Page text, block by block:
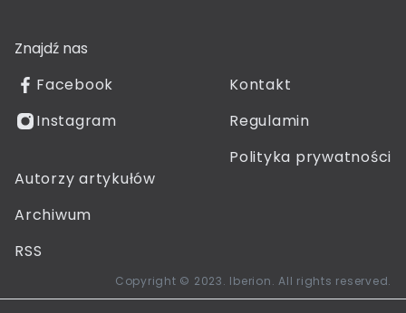
Znajdź nas
Facebook
Instagram
Kontakt
Regulamin
Polityka prywatności
Autorzy artykułów
Archiwum
RSS
Copyright © 2023. Iberion. All rights reserved.